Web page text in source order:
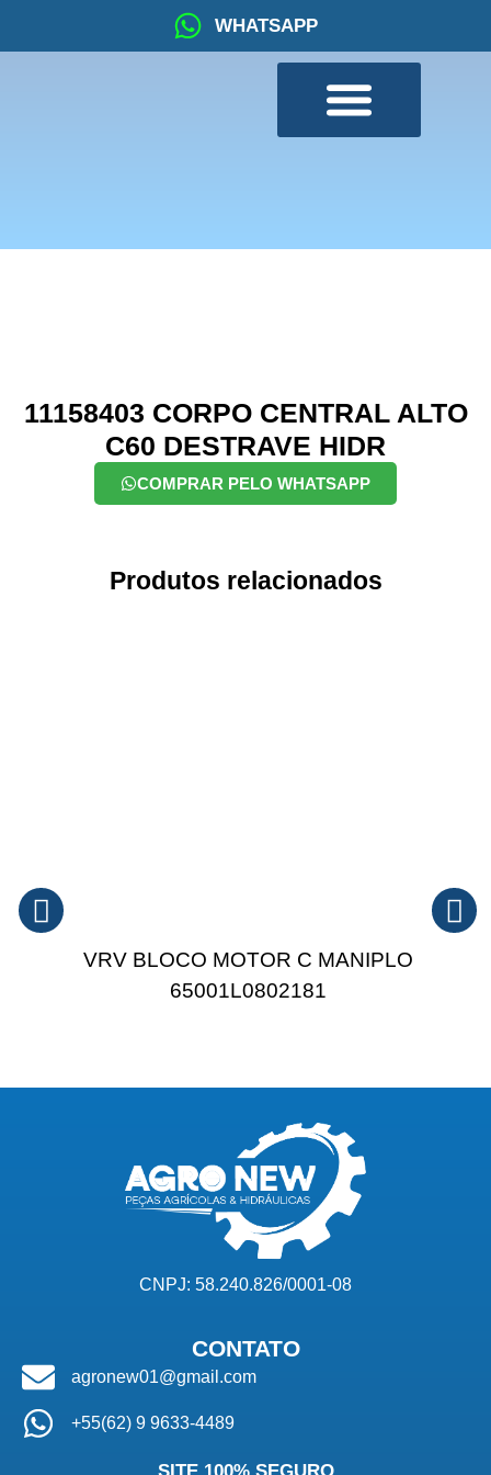
WHATSAPP
11158403 CORPO CENTRAL ALTO
C60 DESTRAVE HIDR
COMPRAR PELO WHATSAPP
Produtos relacionados
VRV BLOCO MOTOR C MANIPLO
65001L0802181
CNPJ: 58.240.826/0001-08
CONTATO
agronew01@gmail.com
+55(62) 9 9633-4489